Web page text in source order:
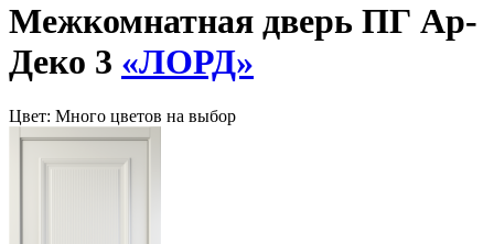
Межкомнатная дверь ПГ Ар-
Деко 3 «ЛОРД»
Цвет: Много цветов на выбор